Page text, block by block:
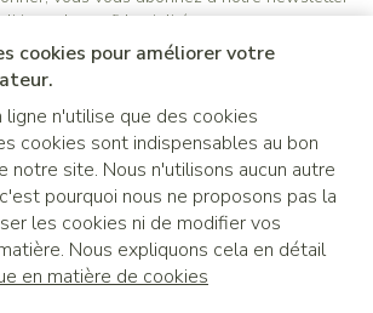
cookies pour améliorer votre
n'utilise que des cookies
cookies sont indispensables au bon
notre site. Nous n'utilisons aucun autre
pourquoi nous ne proposons pas la
les cookies ni de modifier vos
Nous expliquons cela en détail
en matière de cookies
de confidentialité.